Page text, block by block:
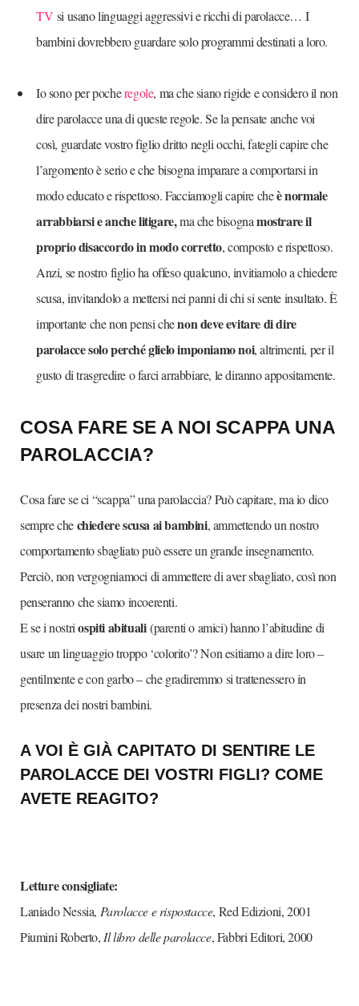
TV si usano linguaggi aggressivi e ricchi di parolacce… I
bambini dovrebbero guardare solo programmi destinati a loro.
Io sono per pocheregole, ma che siano rigide e considero il non
dire parolacce una di queste regole. Se la pensate anche voi
così, guardate vostro figlio dritto negli occhi, fategli capire che
l’argomento è serio e che bisogna imparare a comportarsi in
modo educato e rispettoso. Facciamogli capire cheè normale
arrabbiarsi e anche litigare,ma che bisognamostrare il
proprio disaccordo in modo corretto, composto e rispettoso.
Anzi, se nostro figlio ha offeso qualcuno, invitiamolo a chiedere
scusa, invitandolo a mettersi nei panni di chi si sente insultato. È
importante che non pensi chenon deve evitare di dire
parolacce solo perché glielo imponiamo noi, altrimenti, per il
gusto di trasgredire o farci arrabbiare, le diranno appositamente.
COSA FARE SE A NOI SCAPPA UNA
PAROLACCIA?
Cosa fare se ci “scappa” una parolaccia? Può capitare, ma io dico
sempre chechiedere scusa ai bambini, ammettendo un nostro
comportamento sbagliato può essere un grande insegnamento.
Perciò, non vergogniamoci di ammettere di aver sbagliato, così non
penseranno che siamo incoerenti.
E se i nostriospiti abituali(parenti o amici) hanno l’abitudine di
usare un linguaggio troppo ‘colorito’? Non esitiamo a dire loro –
gentilmente e con garbo – che gradiremmo si trattenessero in
presenza dei nostri bambini.
A VOI È GIÀ CAPITATO DI SENTIRE LE
PAROLACCE DEI VOSTRI FIGLI? COME
AVETE REAGITO?
Letture consigliate:
Laniado Nessia, Parolacce e rispostacce, Red Edizioni, 2001
Piumini Roberto,Il libro delle parolacce, Fabbri Editori, 2000